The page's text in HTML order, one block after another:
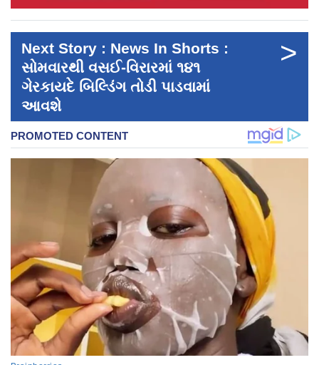
Next Story : News In Shorts :
સોમવારથી વસઈ-વિરારમાં ૧૪૧
ગેરકાયદે બિલ્ડિંગ તોડી પાડવામાં
આવશે
>